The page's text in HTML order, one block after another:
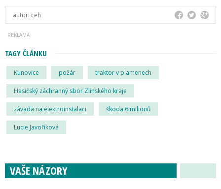
autor: ceh
TAGY ČLÁNKU
Kunovice požár traktor v plamenech
Hasičský záchranný sbor Zlínského kraje
závada na elektroinstalaci škoda 6 milionů
Lucie Javoříková
VAŠE NÁZORY